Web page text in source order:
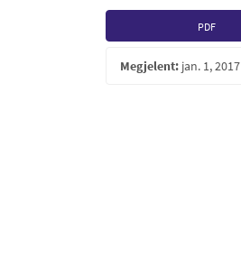
Article
Sidebar
PDF
Megjelent: jan. 1, 2017